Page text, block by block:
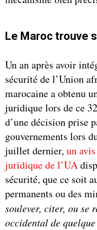
Le Maroc trouve
Un an après avoir
sécurité de l’Union
marocaine a obtenu
juridique lors de ce 32
d’une décision prise
gouvernements lors
juillet dernier, un
juridique de l’UA
sécurité, que ce soit
permanents ou des
soulever, citer, ou se
occidental de